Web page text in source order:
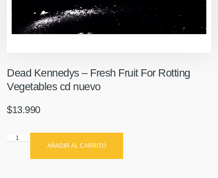
Dead Kennedys – Fresh Fruit For Rotting
Vegetables cd nuevo
$13.990
AÑADIR AL CARRITO